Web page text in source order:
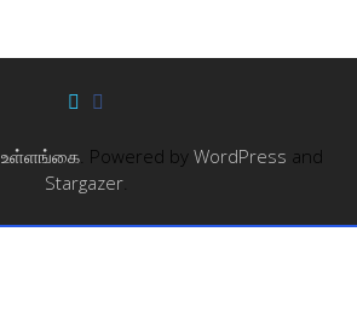
உள்ளங்கை. Powered by WordPress and
Stargazer.